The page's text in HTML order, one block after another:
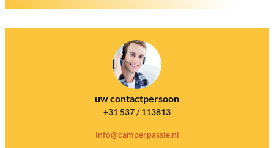
uw contactpersoon
+31 537 / 113813
info@camperpassie.nl